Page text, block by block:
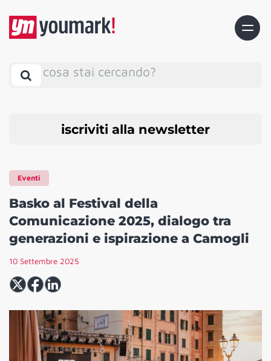
cosa stai cercando?
iscriviti alla newsletter
Eventi
Basko al Festival della
Comunicazione 2025, dialogo tra
generazioni e ispirazione a Camogli
10 Settembre 2025